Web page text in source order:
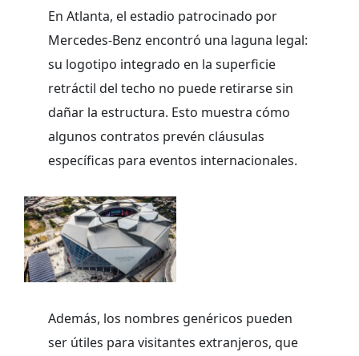
En Atlanta, el estadio patrocinado por
Mercedes-Benz encontró una laguna legal:
su logotipo integrado en la superficie
retráctil del techo no puede retirarse sin
dañar la estructura. Esto muestra cómo
algunos contratos prevén cláusulas
específicas para eventos internacionales.
Además, los nombres genéricos pueden
ser útiles para visitantes extranjeros, que